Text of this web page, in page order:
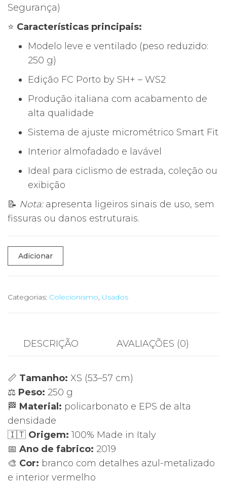
Segurança)
⭐ Características principais:
Modelo leve e ventilado (peso reduzido:
250 g)
Edição FC Porto by SH+ – WS2
Produção italiana com acabamento de
alta qualidade
Sistema de ajuste micrométrico Smart Fit
Interior almofadado e lavável
Ideal para ciclismo de estrada, coleção ou
exibição
📝 Nota:apresenta ligeiros sinais de uso, sem
fissuras ou danos estruturais.
Quantidade
de
Capacete
WS2
–
Edição
Especial
(XS
53–
57
cm)
Adicionar
Categorias: Colecionismo, Usados
DESCRIÇÃO AVALIAÇÕES (0)
📏 Tamanho: XS (53–57 cm)
⚖️ Peso: 250 g
🏁 Material: policarbonato e EPS de alta
densidade
🇮🇹 Origem: 100% Made in Italy
📅 Ano de fabrico: 2019
🎨 Cor: branco com detalhes azul-metalizado
e interior vermelho